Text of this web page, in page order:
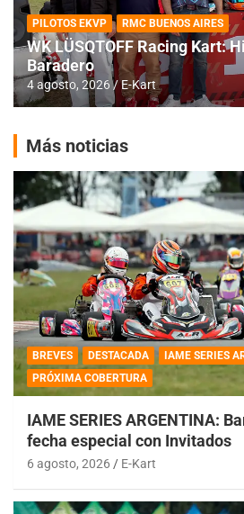
PILOTOS EKVP RMC BUENOS AIRES
WK LÜSQTOFF Racing Kart:
Baradero
4 agosto, 2026 E-Kart
Más noticias
BREVES DESTACADA
IAME SERIES
PRÓXIMA COBERTURA
IAME SERIES ARGENTINA:
fecha especial con Invitados
6 agosto, 2026 E-Kart